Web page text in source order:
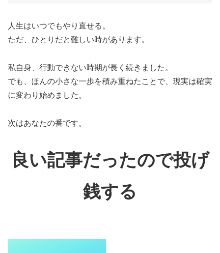
人生はいつでもやり直せる。
ただ、ひとりだと難しい時があります。
私自身、行動できない時期が長く続きました。
でも、ほんの小さな一歩を積み重ねたことで、現実は確実
に変わり始めました。
次はあなたの番です。
良い記事だったので投げ
銭する